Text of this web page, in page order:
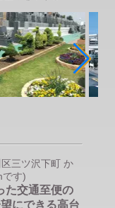
三ツ沢下町 か
です)
た交通至便の
にできる高台